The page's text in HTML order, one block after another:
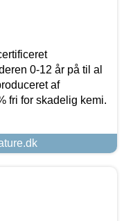
0-12 år på til al
af
fri for skadelig kemi.